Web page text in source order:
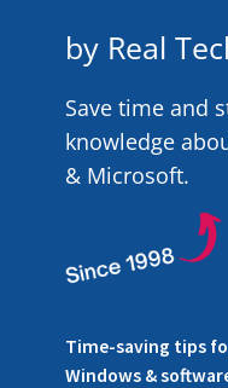
by Real
Save time and
knowledge
& Microsoft.
Time-saving tips
Windows &